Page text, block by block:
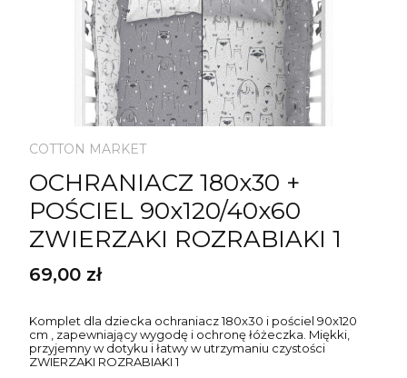
COTTON MARKET
OCHRANIACZ 180x30 +
POŚCIEL 90x120/40x60
ZWIERZAKI ROZRABIAKI 1
Cena
69,00 zł
Komplet dla dziecka ochraniacz 180x30 i pościel 90x120
cm , zapewniający wygodę i ochronę łóżeczka. Miękki,
przyjemny w dotyku i łatwy w utrzymaniu czystości
ZWIERZAKI ROZRABIAKI 1